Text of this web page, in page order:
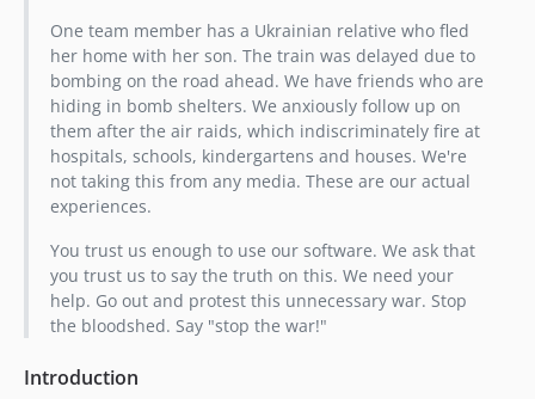
One team member has a Ukrainian relative who fled
her home with her son. The train was delayed due to
bombing on the road ahead. We have friends who are
hiding in bomb shelters. We anxiously follow up on
them after the air raids, which indiscriminately fire at
hospitals, schools, kindergartens and houses. We're
not taking this from any media. These are our actual
experiences.
You trust us enough to use our software. We ask that
you trust us to say the truth on this. We need your
help. Go out and protest this unnecessary war. Stop
the bloodshed. Say "stop the war!"
Introduction